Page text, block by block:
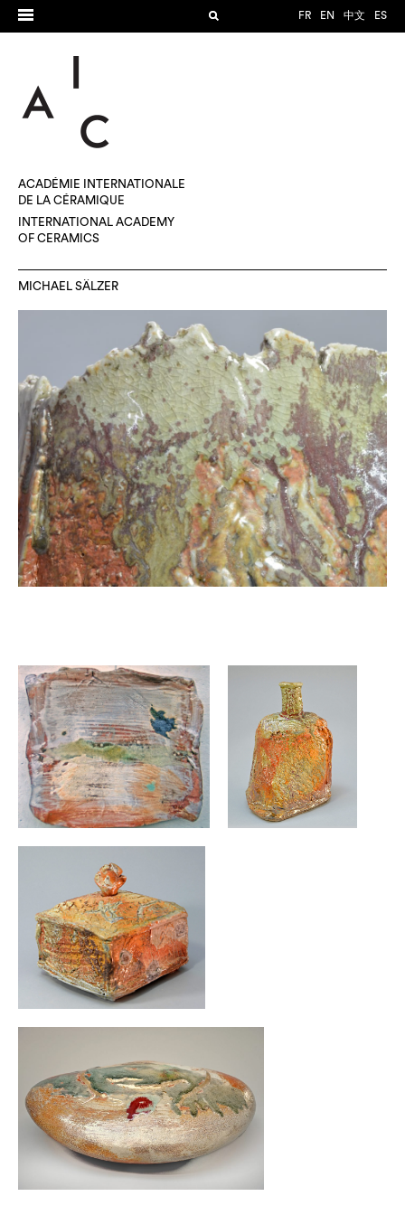
FR EN 中文 ES
ACADÉMIE INTERNATIONALE
DE LA CÉRAMIQUE
INTERNATIONAL ACADEMY
OF CERAMICS
MICHAEL SÄLZER